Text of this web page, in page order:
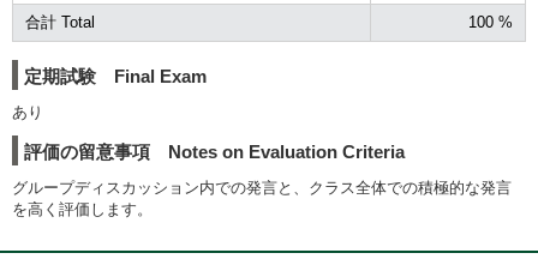
合計 Total 100 %
定期試験 Final Exam
あり
評価の留意事項 Notes on Evaluation Criteria
グループディスカッション内での発言と、クラス全体での積極的な発言
を高く評価します。